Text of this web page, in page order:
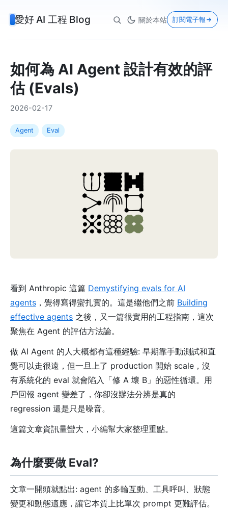
愛好 AI 工程 Blog 關於本站 訂閱電子報
如何為 AI Agent 設計有效的評
估 (Evals)
2026-02-17
Agent Eval
看到 Anthropic 這篇 Demystifying evals for AI
agents ，覺得寫得蠻扎實的。這是繼他們之前 Building
effective agents 之後，又一篇很實用的工程指南，這次
聚焦在 Agent 的評估方法論。
做 AI Agent 的人大概都有這種經驗: 早期靠手動測試和直
覺可以走很遠，但一旦上了 production 開始 scale，沒
有系統化的 eval 就會陷入「修 A 壞 B」的惡性循環。用
戶回報 agent 變差了，你卻沒辦法分辨是真的
regression 還是只是噪音。
這篇文章資訊量蠻大，小編幫大家整理重點。
為什麼要做 Eval?
文章一開頭就點出: agent 的多輪互動、工具呼叫、狀態
變更和動態適應，讓它本質上比單次 prompt 更難評估。